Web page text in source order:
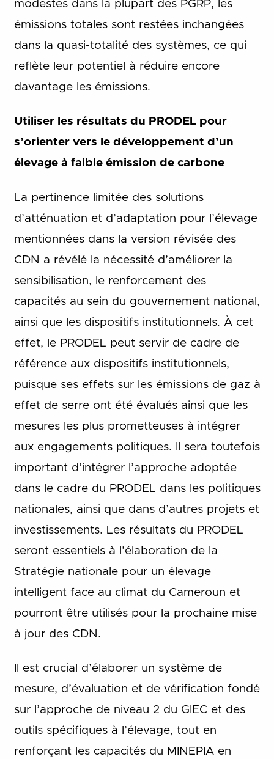
modestes dans la plupart des PGRP, les
émissions totales sont restées inchangées
dans la quasi-totalité des systèmes, ce qui
reflète leur potentiel à réduire encore
davantage les émissions.
Utiliser les résultats du PRODEL pour
s’orienter vers le développement d’un
élevage à faible émission de carbone
La pertinence limitée des solutions
d’atténuation et d’adaptation pour l’élevage
mentionnées dans la version révisée des
CDN a révélé la nécessité d’améliorer la
sensibilisation, le renforcement des
capacités au sein du gouvernement national,
ainsi que les dispositifs institutionnels. À cet
effet, le PRODEL peut servir de cadre de
référence aux dispositifs institutionnels,
puisque ses effets sur les émissions de gaz à
effet de serre ont été évalués ainsi que les
mesures les plus prometteuses à intégrer
aux engagements politiques. Il sera toutefois
important d’intégrer l’approche adoptée
dans le cadre du PRODEL dans les politiques
nationales, ainsi que dans d’autres projets et
investissements. Les résultats du PRODEL
seront essentiels à l’élaboration de la
Stratégie nationale pour un élevage
intelligent face au climat du Cameroun et
pourront être utilisés pour la prochaine mise
à jour des CDN.
Il est crucial d’élaborer un système de
mesure, d’évaluation et de vérification fondé
sur l’approche de niveau 2 du GIEC et des
outils spécifiques à l’élevage, tout en
renforçant les capacités du MINEPIA en